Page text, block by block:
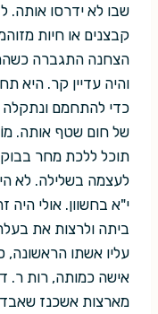
שבו לא ידרסו אותה.
קבצנים או חיות
הצחנה התגברה
והיה עדיין קר. היא
כדי להתחמם ונתקלה
של חום שטף אותה.
תוכל ללכת מחר
לעצמה בשלילה. לא
י"א בחשוון. אולי
ביתה ולרצות את
עליו אשתו הראשונה,
אישה כמותה, רות ר.
מארצות אשכנז שאבדו